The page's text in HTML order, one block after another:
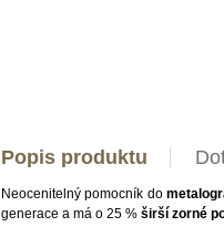
Popis produktu
Neocenitelný pomocník do
generace a má o 25 % širší zorné